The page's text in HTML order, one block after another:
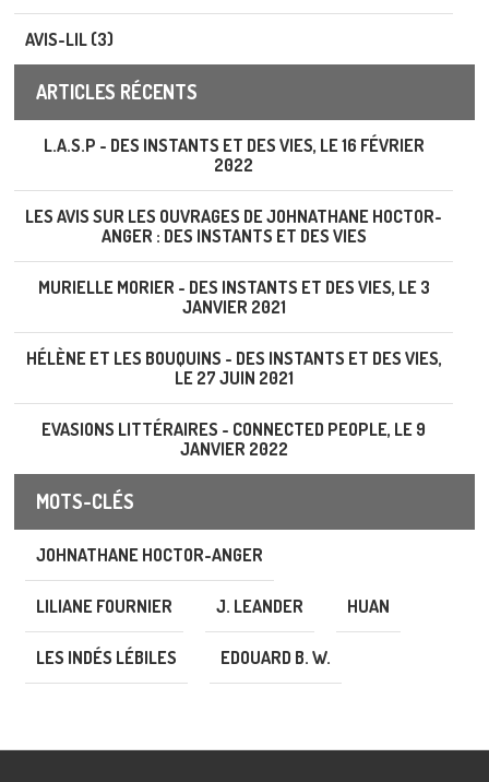
AVIS-LIL (3)
ARTICLES RÉCENTS
L.A.S.P - DES INSTANTS ET DES VIES, LE 16 FÉVRIER
2022
LES AVIS SUR LES OUVRAGES DE JOHNATHANE HOCTOR-
ANGER : DES INSTANTS ET DES VIES
MURIELLE MORIER - DES INSTANTS ET DES VIES, LE 3
JANVIER 2021
HÉLÈNE ET LES BOUQUINS - DES INSTANTS ET DES VIES,
LE 27 JUIN 2021
EVASIONS LITTÉRAIRES - CONNECTED PEOPLE, LE 9
JANVIER 2022
MOTS-CLÉS
JOHNATHANE HOCTOR-ANGER
LILIANE FOURNIER J. LEANDER HUAN
LES INDÉS LÉBILES EDOUARD B. W.